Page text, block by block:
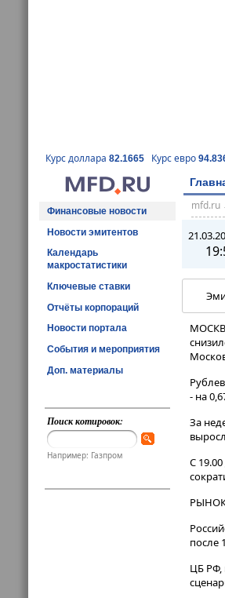
Курс доллара 82.1665 Курс евро
Финансовые новости
Новости эмитентов
Календарь
макростатистики
Ключевые ставки
Отчёты корпораций
Новости портала
События и мероприятия
Доп. материалы
Поиск котировок:
Например: Газпром
mfd.ru
- на
За
С
после
ЦБ РФ,